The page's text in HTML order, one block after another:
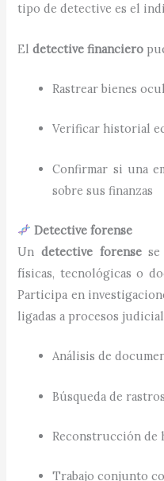
tipo de detective es el
Eldetective financiero
Rastrear bienes
Verificar historial
Confirmar si una
sobre sus finanzas
Detective forense
Undetective forensese
físicas, tecnológicas o
Participa en
ligadas a procesos
Análisis de
Búsqueda de
Reconstrucción de
Trabajo conjunto